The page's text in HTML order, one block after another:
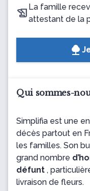
La famille
attestant de la
Qui sommes-
Simplifia est une
décès partout en
les familles. Son
grand nombre
défunt ,
livraison de fleurs.